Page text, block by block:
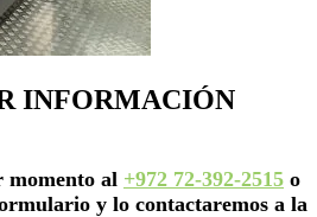
INFORMACIÓN
momento al +972 72-392-2515 o
y lo contactaremos a la